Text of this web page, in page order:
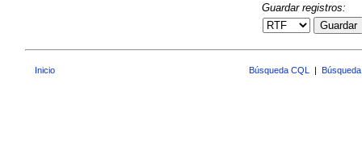
Guardar registros:
Guardar
Inicio Búsqueda CQL